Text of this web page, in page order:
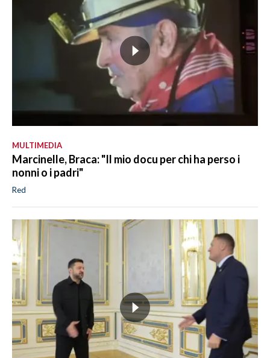
MULTIMEDIA
Marcinelle, Braca: "Il mio docu per chi ha perso i
nonni o i padri"
Red